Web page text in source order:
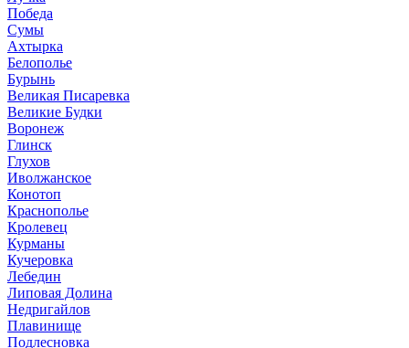
Победа
Сумы
Ахтырка
Белополье
Бурынь
Великая Писаревка
Великие Будки
Воронеж
Глинск
Глухов
Иволжанское
Конотоп
Краснополье
Кролевец
Курманы
Кучеровка
Лебедин
Липовая Долина
Недригайлов
Плавинище
Подлесновка